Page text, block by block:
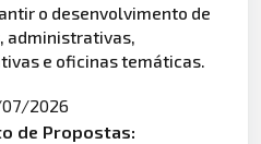
o desenvolvimento de
administrativas,
e oficinas temáticas.
2026
de Propostas: